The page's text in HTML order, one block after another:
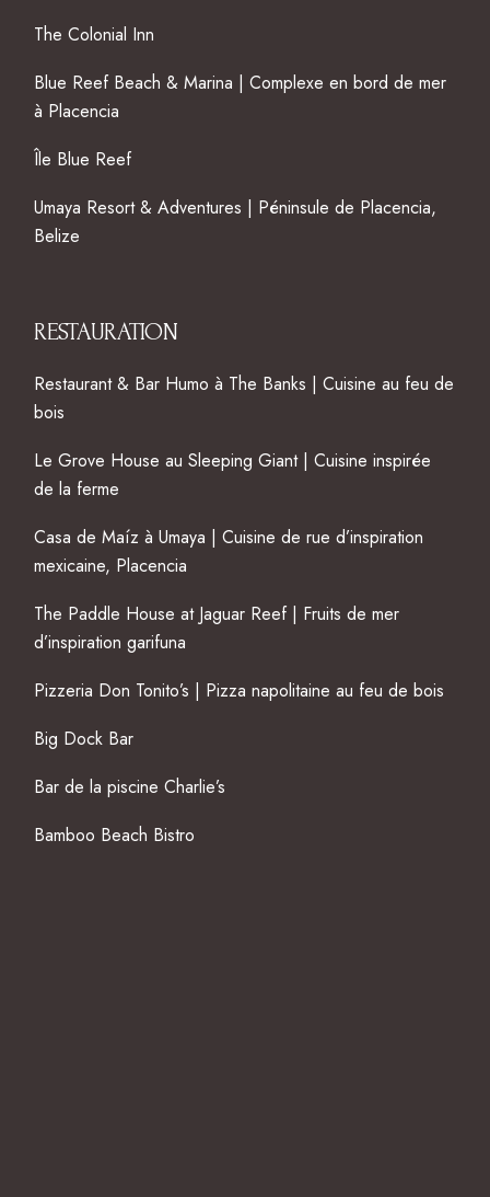
The Colonial Inn
Blue Reef Beach & Marina | Complexe en bord de mer
à Placencia
Île Blue Reef
Umaya Resort & Adventures | Péninsule de Placencia,
Belize
RESTAURATION
Restaurant & Bar Humo à The Banks | Cuisine au feu de
bois
Le Grove House au Sleeping Giant | Cuisine inspirée
de la ferme
Casa de Maíz à Umaya | Cuisine de rue d’inspiration
mexicaine, Placencia
The Paddle House at Jaguar Reef | Fruits de mer
d’inspiration garifuna
Pizzeria Don Tonito’s | Pizza napolitaine au feu de bois
Big Dock Bar
Bar de la piscine Charlie’s
Bamboo Beach Bistro